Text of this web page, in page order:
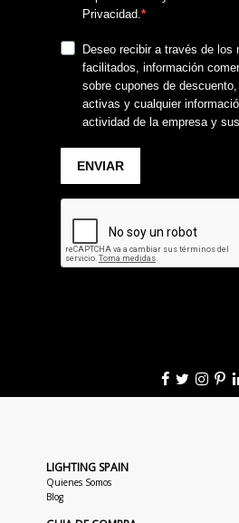
LIGHTING SPAIN
Quienes Somos
Blog